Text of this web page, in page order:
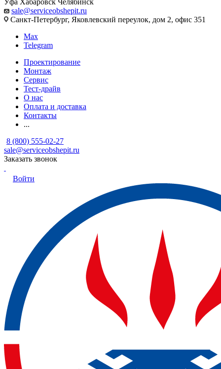
Уфа Хабаровск Челябинск
sale@serviceobshepit.ru
Санкт-Петербург, Яковлевский переулок, дом 2, офис 351
Max
Telegram
Проектирование
Монтаж
Сервис
Тест-драйв
О нас
Оплата и доставка
Контакты
...
8 (800) 555-02-27
sale@serviceobshepit.ru
Заказать звонок
Войти